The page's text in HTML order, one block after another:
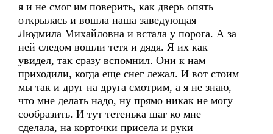
я и не смог им поверить, как дверь опять
открылась и вошла наша заведующая
Людмила Михайловна и встала у порога. А за
ней следом вошли тетя и дядя. Я их как
увидел, так сразу вспомнил. Они к нам
приходили, когда еще снег лежал. И вот стоим
мы так и друг на друга смотрим, а я не знаю,
что мне делать надо, ну прямо никак не могу
сообразить. И тут тетенька шаг ко мне
сделала, на корточки присела и руки